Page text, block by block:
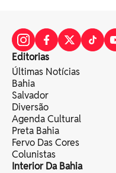
Editorias
Últimas Notícias
Bahia
Salvador
Diversão
Agenda Cultural
Preta Bahia
Fervo Das Cores
Colunistas
Interior Da Bahia